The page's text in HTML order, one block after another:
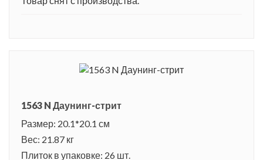
жизнь здесь идет тихо и размеренно.
1563 N Даунинг-стрит
Размер: 20.1*20.1 см
Вес: 21.87 кг
Плиток в упаковке: 26 шт.